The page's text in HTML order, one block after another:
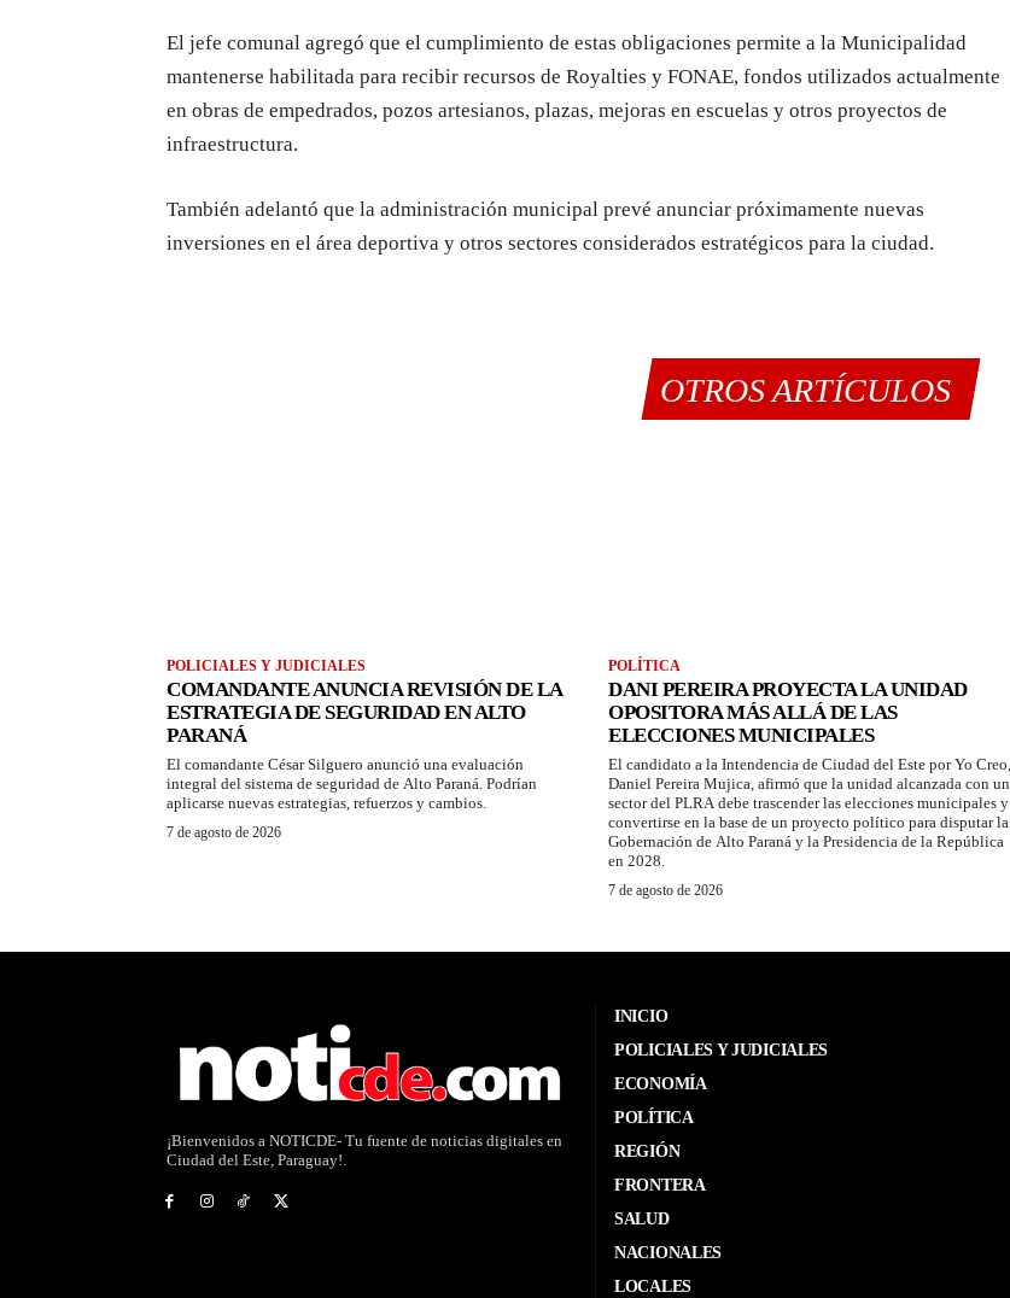
El jefe comunal agregó que el cumplimiento de estas obligaciones permite a la Municipalidad
mantenerse habilitada para recibir recursos de Royalties y FONAE, fondos utilizados actualmente
en obras de empedrados, pozos artesianos, plazas, mejoras en escuelas y otros proyectos de
infraestructura.
También adelantó que la administración municipal prevé anunciar próximamente nuevas
inversiones en el área deportiva y otros sectores considerados estratégicos para la ciudad.
OTROS ARTÍCULOS
POLICIALES Y JUDICIALES
COMANDANTE ANUNCIA REVISIÓN DE LA
ESTRATEGIA DE SEGURIDAD EN ALTO
PARANÁ
El comandante César Silguero anunció una evaluación
integral del sistema de seguridad de Alto Paraná. Podrían
aplicarse nuevas estrategias, refuerzos y cambios.
7 de agosto de 2026
POLÍTICA
DANI PEREIRA PROYECTA LA UNIDAD
OPOSITORA MÁS ALLÁ DE LAS
ELECCIONES MUNICIPALES
El candidato a la Intendencia de Ciudad del Este por Yo Creo,
Daniel Pereira Mujica, afirmó que la unidad alcanzada con un
sector del PLRA debe trascender las elecciones municipales y
convertirse en la base de un proyecto político para disputar la
Gobernación de Alto Paraná y la Presidencia de la República
en 2028.
7 de agosto de 2026
¡Bienvenidos a NOTICDE- Tu fuente de noticias digitales en
Ciudad del Este, Paraguay!.
INICIO
POLICIALES Y JUDICIALES
ECONOMÍA
POLÍTICA
REGIÓN
FRONTERA
SALUD
NACIONALES
LOCALES